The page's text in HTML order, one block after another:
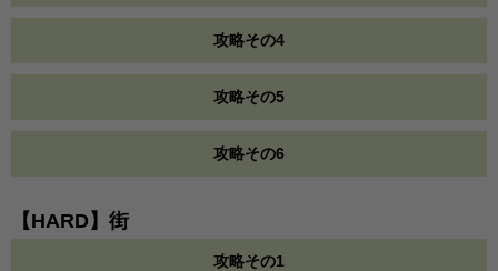
攻略その4
攻略その5
攻略その6
【HARD】街
攻略その1